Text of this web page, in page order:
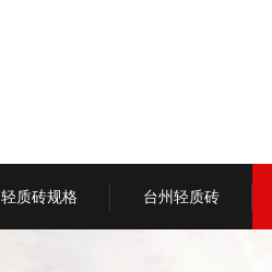
轻质砖规格 台州轻质砖